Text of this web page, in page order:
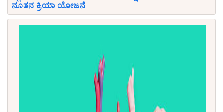
ನೂತನ ಕ್ರಿಯಾ ಯೋಜನೆ